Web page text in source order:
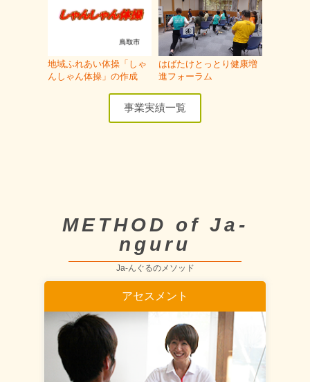
地域ふれあい体操「しゃ
んしゃん体操」の作成
はばたけとっとり健康増
進フォーラム
事業実績一覧
METHOD of Ja-
nguru
Ja-んぐるのメソッド
アセスメント